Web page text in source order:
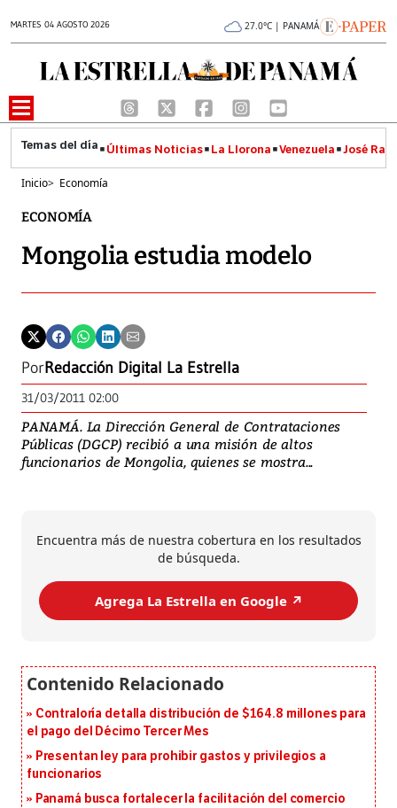
MARTES 04 AGOSTO 2026 27.0°C | PANAMÁ
Últimas Noticias La Llorona Venezuela José
Inicio> Economía
ECONOMÍA
Mongolia estudia modelo
PorRedacción Digital La Estrella
31/03/2011 02:00
PANAMÁ. La Dirección General de Contrataciones
Públicas (DGCP) recibió a una misión de altos
funcionarios de Mongolia, quienes se mostra...
Encuentra más de nuestra cobertura en los resultados
de búsqueda.
Agrega La Estrella en Google ↗️
Contraloría detalla distribución de $164.8 millones para
el pago del Décimo Tercer Mes
Presentan ley para prohibir gastos y privilegios a
funcionarios
Panamá busca fortalecer la facilitación del comercio